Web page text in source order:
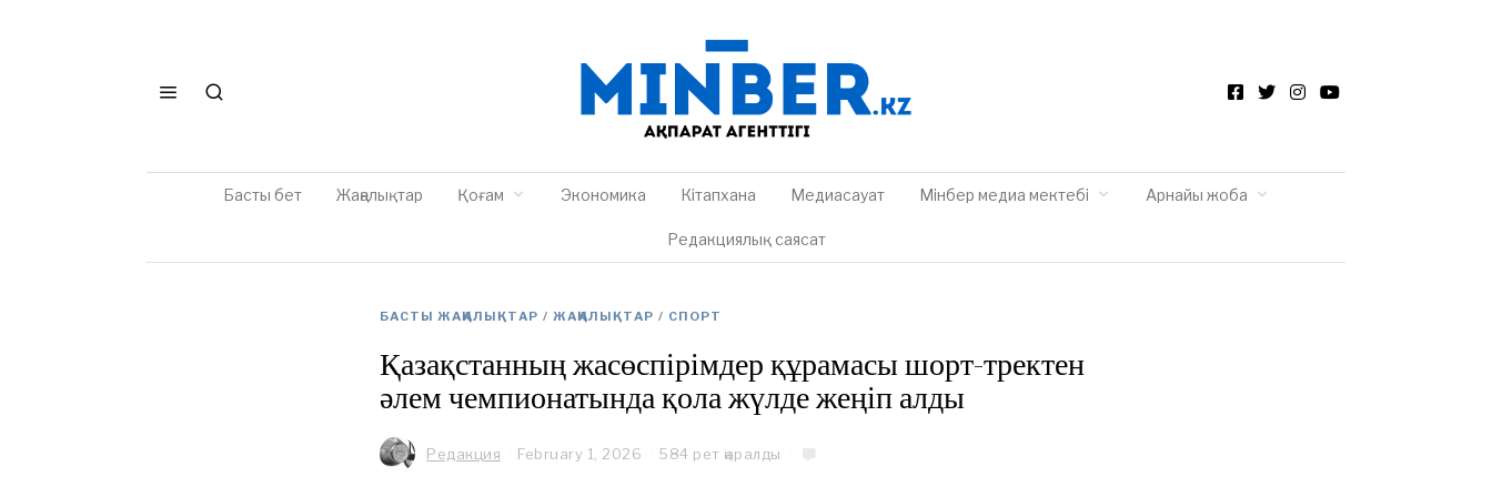
Басты бет Жаңалықтар Қоғам Экономика Кітапхана Медиасауат Мінбер медиа мектебі Арнайы жоба
Редакциялық саясат
БАСТЫ ЖАҢАЛЫҚТАР / ЖАҢАЛЫҚТАР / СПОРТ
Қазақстанның жасөспірімдер құрамасы шорт-тректен
әлем чемпионатында қола жүлде жеңіп алды
Редакция February 1, 2026 584 рет қаралды